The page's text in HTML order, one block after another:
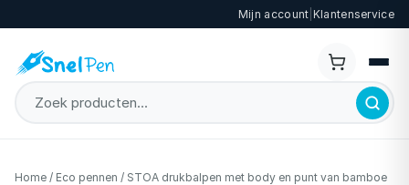
Mijn account Klantenservice
Home / Eco pennen / STOA drukbalpen met body en punt van bamboe